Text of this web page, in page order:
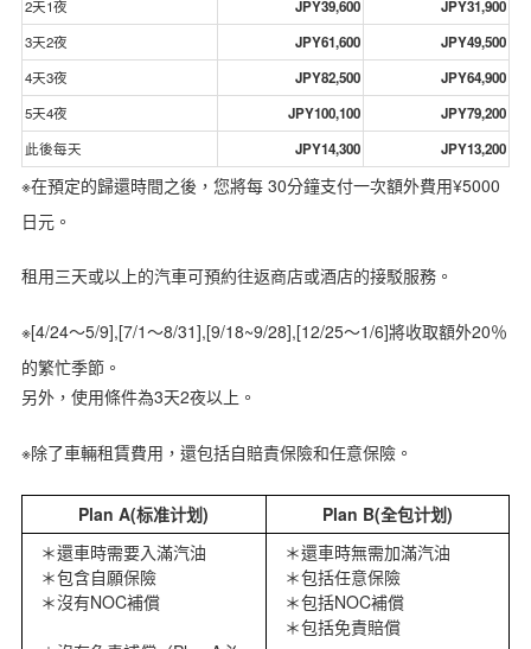
2天1夜 JPY39,600 JPY31,900
3天2夜 JPY61,600 JPY49,500
4天3夜 JPY82,500 JPY64,900
5天4夜 JPY100,100 JPY79,200
此後每天 JPY14,300 JPY13,200
※在預定的歸還時間之後，您將每 30分鐘支付一次額外費用¥5000
日元。
租用三天或以上的汽車可預約往返商店或酒店的接駁服務。
※[4/24～5/9],[7/1～8/31],[9/18~9/28],[12/25～1/6]將收取額外20％
的繁忙季節。
另外，使用條件為3天2夜以上。
※除了車輛租賃費用，還包括自賠責保險和任意保險。
Plan A(标准计划)
Plan B(全包计划)
還車時需要入滿汽油
包含自願保險
沒有NOC補償
還車時無需加滿汽油
包括任意保險
包括NOC補償
包括免責賠償